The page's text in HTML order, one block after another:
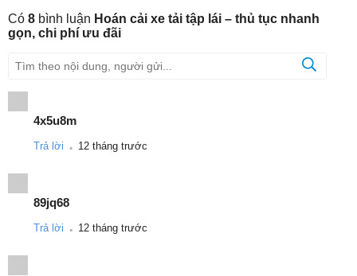
Có 8 bình luận Hoán cải xe tải tập lái – thủ tục nhanh
gọn, chi phí ưu đãi
4x5u8m
Trả lời . 12 tháng trước
89jq68
Trả lời . 12 tháng trước